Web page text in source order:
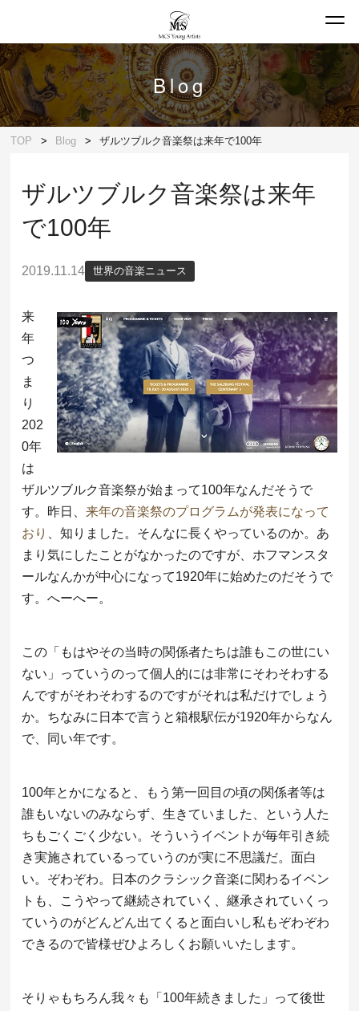
Blog
TOP Blog ザルツブルク音楽祭は来年で100年
ザルツブルク音楽祭は来年
で100年
2019.11.14 世界の音楽ニュース
来
年
つ
ま
り
202
0年
は
ザルツブルク音楽祭が始まって100年なんだそうで
す。昨日、 来年の音楽祭のプログラムが発表になって
おり
、知りました。そんなに長くやっているのか。あ
まり気にしたことがなかったのですが、ホフマンスタ
ールなんかが中心になって1920年に始めたのだそうで
す。へーへー。
この「もはやその当時の関係者たちは誰もこの世にい
ない」っていうのって個人的には非常にそわそわする
んですがそわそわするのですがそれは私だけでしょう
か。ちなみに日本で言うと箱根駅伝が1920年からなん
で、同い年です。
100年とかになると、もう第一回目の頃の関係者等は
誰もいないのみならず、生きていました、という人た
ちもごくごく少ない。そういうイベントが毎年引き続
き実施されているっていうのが実に不思議だ。面白
い。ぞわぞわ。日本のクラシック音楽に関わるイベン
トも、こうやって継続されていく、継承されていくっ
ていうのがどんどん出てくると面白いし私もぞわぞわ
できるので皆様ぜひよろしくお願いいたします。
そりゃもちろん我々も「100年続きました」って後世